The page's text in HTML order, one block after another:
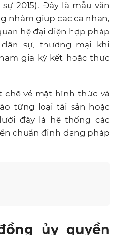
2015). Đây là mẫu văn
nhằm giúp các cá nhân,
hệ đại diện hợp pháp
sự, thương mại khi
gia ký kết hoặc thực
về mặt hình thức và
từng loại tài sản hoặc
đây là hệ thống các
chuẩn định dạng pháp
ủy quyền